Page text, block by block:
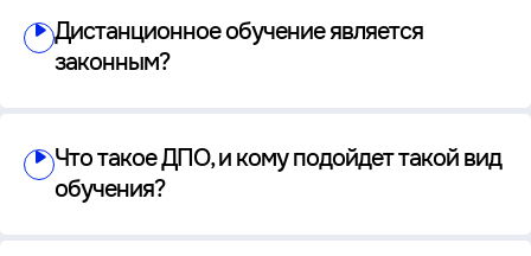
Дистанционное обучение является
законным?
Что такое ДПО, и кому подойдет такой вид
обучения?